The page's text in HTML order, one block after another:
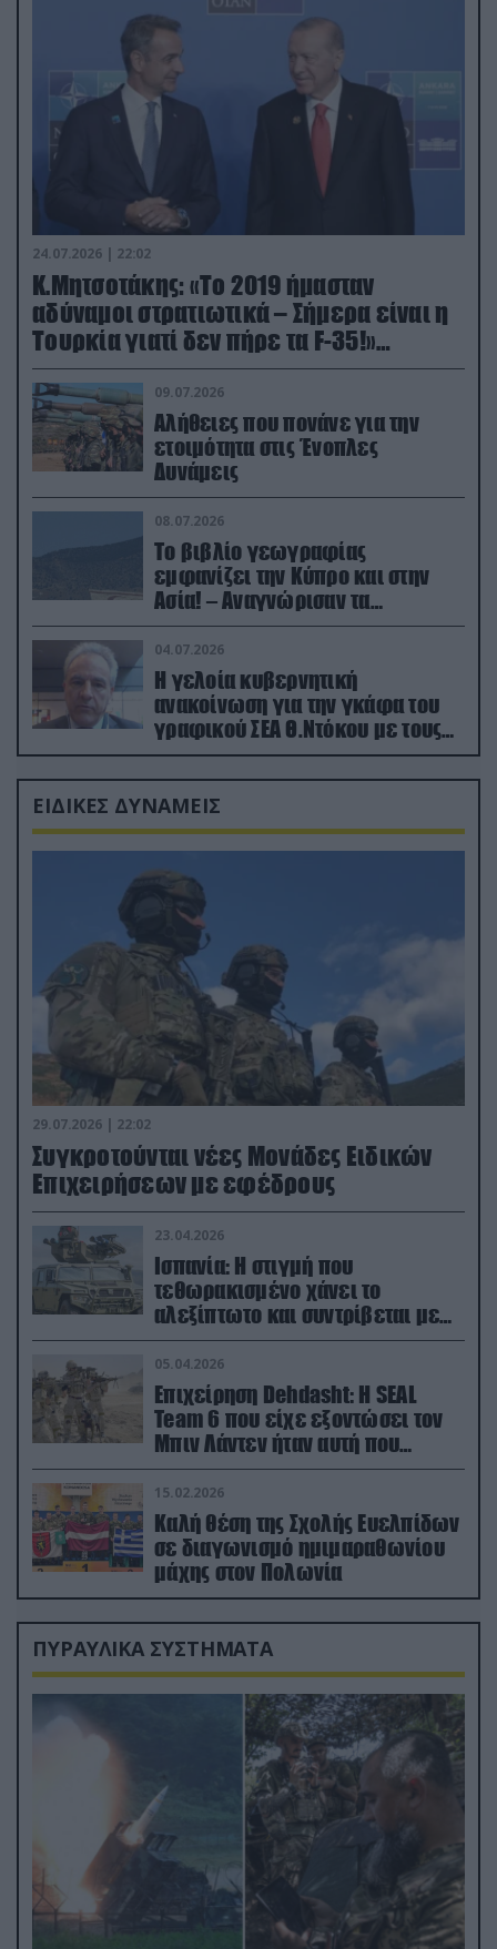
24.07.2026 | 22:02
Κ.Μητσοτάκης: «Το 2019 ήμασταν
αδύναμοι στρατιωτικά – Σήμερα είναι η
Τουρκία γιατί δεν πήρε τα F-35!»
(βίντεο)
09.07.2026
Αλήθειες που πονάνε για την
ετοιμότητα στις Ένοπλες
Δυνάμεις
08.07.2026
Το βιβλίο γεωγραφίας
εμφανίζει την Κύπρο και στην
Ασία! – Αναγνώρισαν τα
κατεχόμενα; (φωτο)
04.07.2026
Η γελοία κυβερνητική
ανακοίνωση για την γκάφα του
γραφικού ΣΕΑ Θ.Ντόκου με τους
Ρώσους φαρσέρ
ΕΙΔΙΚΕΣ ΔΥΝΑΜΕΙΣ
29.07.2026 | 22:02
Συγκροτούνται νέες Μονάδες Ειδικών
Επιχειρήσεων με εφέδρους
23.04.2026
Ισπανία: Η στιγμή που
τεθωρακισμένο χάνει το
αλεξίπτωτο και συντρίβεται με
ορμή στο έδαφος (βίντεο)
05.04.2026
Επιχείρηση Dehdasht: Η SEAL
Team 6 που είχε εξοντώσει τον
Μπιν Λάντεν ήταν αυτή που
διέσωσε τον πιλότο του F-15
15.02.2026
Καλή θέση της Σχολής Ευελπίδων
σε διαγωνισμό ημιμαραθωνίου
μάχης στον Πολωνία
ΠΥΡΑΥΛΙΚΑ ΣΥΣΤΗΜΑΤΑ